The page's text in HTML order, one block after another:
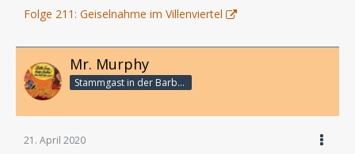
Folge 211: Geiselnahme im Villenviertel
Mr. Murphy
Stammgast in der Barbarabar
21. April 2020